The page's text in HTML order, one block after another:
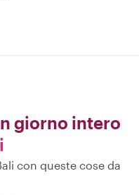
giorno intero
con queste cose da